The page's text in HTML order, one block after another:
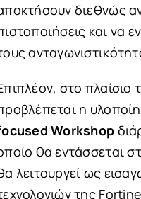
διεθνώς
και να
στο πλαίσιο
η
Workshop
θα εντάσσεται
λειτουργεί ως
της